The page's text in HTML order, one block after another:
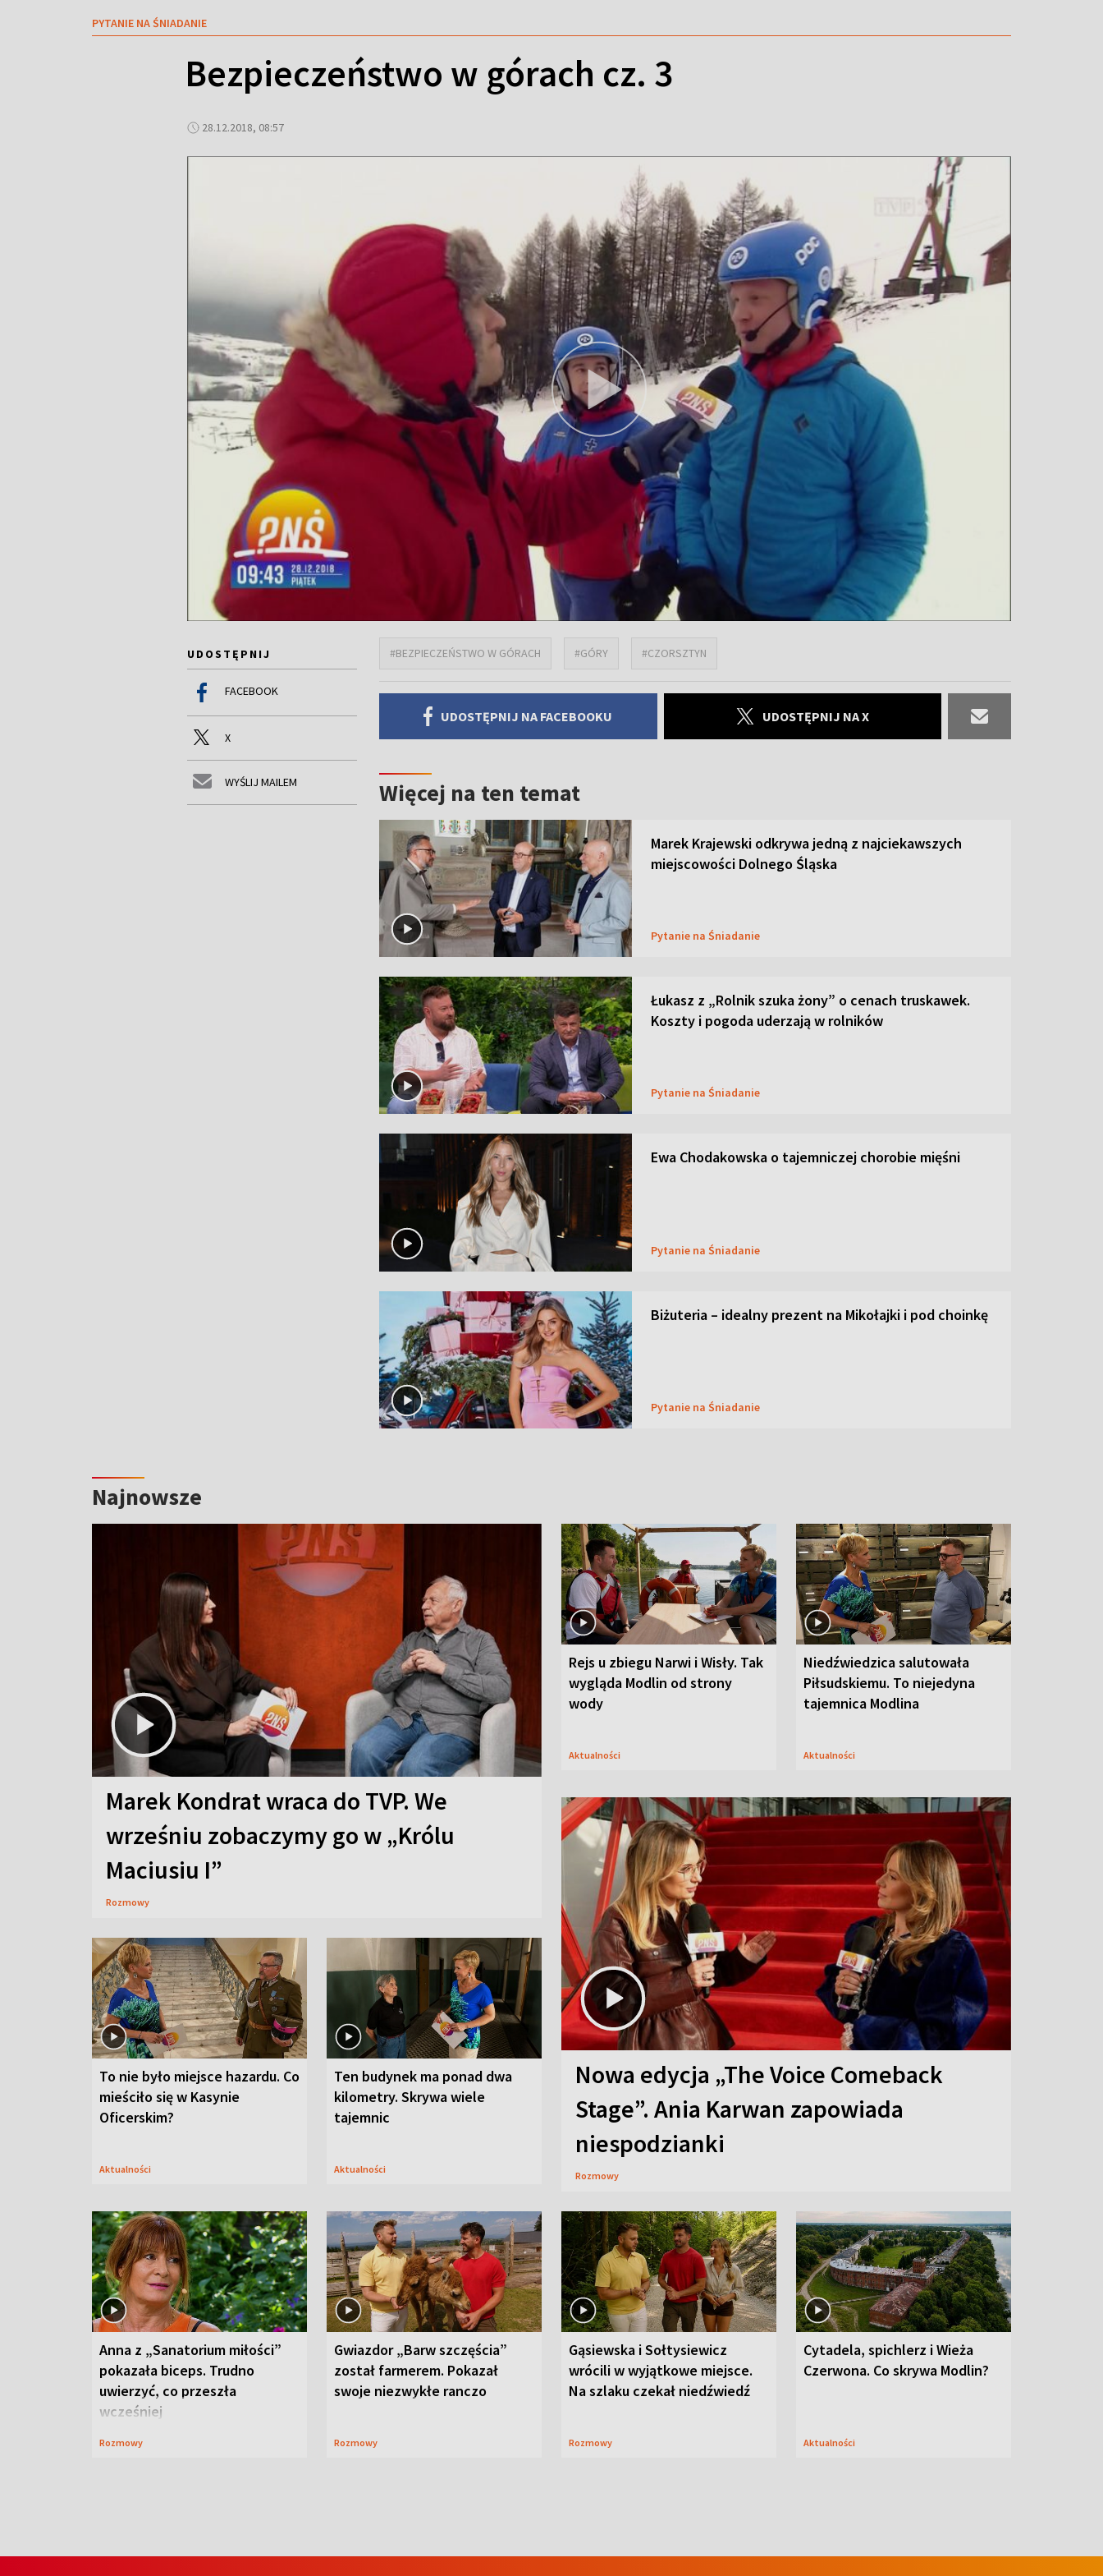
PYTANIE NA ŚNIADANIE
Bezpieczeństwo w górach cz. 3
28.12.2018, 08:57
UDOSTĘPNIJ
FACEBOOK
X
WYŚLIJ MAILEM
#BEZPIECZEŃSTWO W GÓRACH #GÓRY #CZORSZTYN
UDOSTĘPNIJ NA FACEBOOKU UDOSTĘPNIJ NA X
Więcej na ten temat
Marek Krajewski odkrywa jedną z najciekawszych
miejscowości Dolnego Śląska
Pytanie na Śniadanie
Łukasz z „Rolnik szuka żony” o cenach truskawek.
Koszty i pogoda uderzają w rolników
Pytanie na Śniadanie
Ewa Chodakowska o tajemniczej chorobie mięśni
Pytanie na Śniadanie
Biżuteria – idealny prezent na Mikołajki i pod choinkę
Pytanie na Śniadanie
Najnowsze
Marek Kondrat wraca do TVP. We
wrześniu zobaczymy go w „Królu
Maciusiu I”
Rozmowy
Rejs u zbiegu Narwi i Wisły. Tak
wygląda Modlin od strony
wody
Aktualności
Niedźwiedzica salutowała
Piłsudskiemu. To niejedyna
tajemnica Modlina
Aktualności
To nie było miejsce hazardu. Co
mieściło się w Kasynie
Oficerskim?
Aktualności
Ten budynek ma ponad dwa
kilometry. Skrywa wiele
tajemnic
Aktualności
Nowa edycja „The Voice Comeback
Stage”. Ania Karwan zapowiada
niespodzianki
Rozmowy
Anna z „Sanatorium miłości”
pokazała biceps. Trudno
uwierzyć, co przeszła
wcześniej
Rozmowy
Gwiazdor „Barw szczęścia”
został farmerem. Pokazał
swoje niezwykłe ranczo
Rozmowy
Gąsiewska i Sołtysiewicz
wrócili w wyjątkowe miejsce.
Na szlaku czekał niedźwiedź
Rozmowy
Cytadela, spichlerz i Wieża
Czerwona. Co skrywa Modlin?
Aktualności